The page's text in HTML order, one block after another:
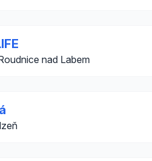
nad Labem